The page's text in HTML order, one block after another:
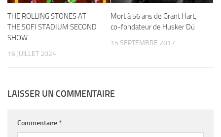
THE ROLLING STONES AT
THE SOFI STADIUM SECOND
SHOW
16 JUILLET 2024
Mort à 56 ans de Grant Hart,
co-fondateur de Husker Dü
15 SEPTEMBRE 2017
LAISSER UN COMMENTAIRE
Commentaire*